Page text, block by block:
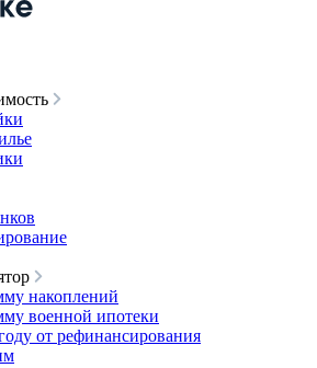
накоплений
военной ипотеки
от рефинансирования